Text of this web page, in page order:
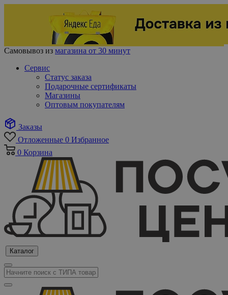
Самовывоз из магазина от 30 минут
Сервис
Статус заказа
Подарочные сертификаты
Магазины
Оптовым покупателям
Заказы
Отложенные 0 Избранное
0 Корзина
Каталог